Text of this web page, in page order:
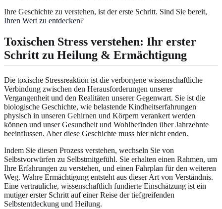
Ihre Geschichte zu verstehen, ist der erste Schritt. Sind Sie bereit,
Ihren Wert zu entdecken?
Toxischen Stress verstehen: Ihr erster
Schritt zu Heilung & Ermächtigung
Die toxische Stressreaktion ist die verborgene wissenschaftliche
Verbindung zwischen den Herausforderungen unserer
Vergangenheit und den Realitäten unserer Gegenwart. Sie ist die
biologische Geschichte, wie belastende Kindheitserfahrungen
physisch in unseren Gehirnen und Körpern verankert werden
können und unser Gesundheit und Wohlbefinden über Jahrzehnte
beeinflussen. Aber diese Geschichte muss hier nicht enden.
Indem Sie diesen Prozess verstehen, wechseln Sie von
Selbstvorwürfen zu Selbstmitgefühl. Sie erhalten einen Rahmen, um
Ihre Erfahrungen zu verstehen, und einen Fahrplan für den weiteren
Weg. Wahre Ermächtigung entsteht aus dieser Art von Verständnis.
Eine vertrauliche, wissenschaftlich fundierte Einschätzung ist ein
mutiger erster Schritt auf einer Reise der tiefgreifenden
Selbstentdeckung und Heilung.